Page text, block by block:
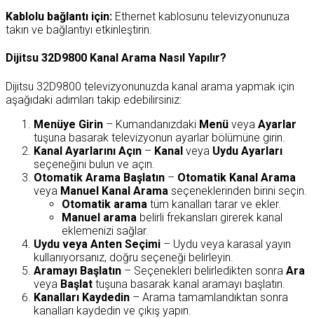
Kablolu bağlantı için: Ethernet kablosunu televizyonunuza
takın ve bağlantıyı etkinleştirin.
Dijitsu 32D9800 Kanal Arama Nasıl Yapılır?
Dijitsu 32D9800 televizyonunuzda kanal arama yapmak için
aşağıdaki adımları takip edebilirsiniz:
Menüye Girin – Kumandanızdaki Menü veya Ayarlar
tuşuna basarak televizyonun ayarlar bölümüne girin.
Kanal Ayarlarını Açın – Kanal veya Uydu Ayarları
seçeneğini bulun ve açın.
Otomatik Arama Başlatın – Otomatik Kanal Arama
veya Manuel Kanal Arama seçeneklerinden birini seçin.
Otomatik arama tüm kanalları tarar ve ekler.
Manuel arama belirli frekansları girerek kanal
eklemenizi sağlar.
Uydu veya Anten Seçimi – Uydu veya karasal yayın
kullanıyorsanız, doğru seçeneği belirleyin.
Aramayı Başlatın – Seçenekleri belirledikten sonra Ara
veya Başlat tuşuna basarak kanal aramayı başlatın.
Kanalları Kaydedin – Arama tamamlandıktan sonra
kanalları kaydedin ve çıkış yapın.